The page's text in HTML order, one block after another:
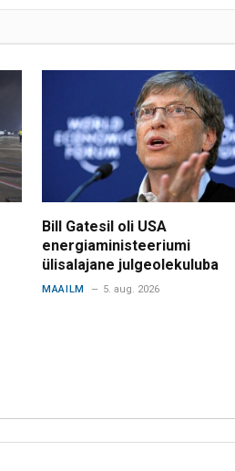
Bill Gatesil oli USA
energiaministeeriumi
ülisalajane julgeolekuluba
MAAILM 5. aug. 2026